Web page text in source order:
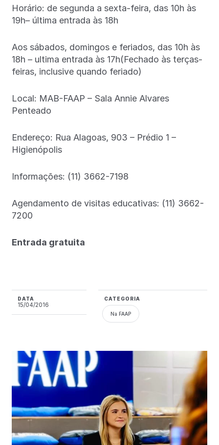
Horário: de segunda a sexta-feira, das 10h às
19h– última entrada às 18h
Aos sábados, domingos e feriados, das 10h às
18h – ultima entrada às 17h(Fechado às terças-
feiras, inclusive quando feriado)
Local: MAB-FAAP – Sala Annie Alvares
Penteado
Endereço: Rua Alagoas, 903 – Prédio 1 –
Higienópolis
Informações: (11) 3662-7198
Agendamento de visitas educativas: (11) 3662-
7200
Entrada gratuita
DATA
15/04/2016
CATEGORIA
Na FAAP